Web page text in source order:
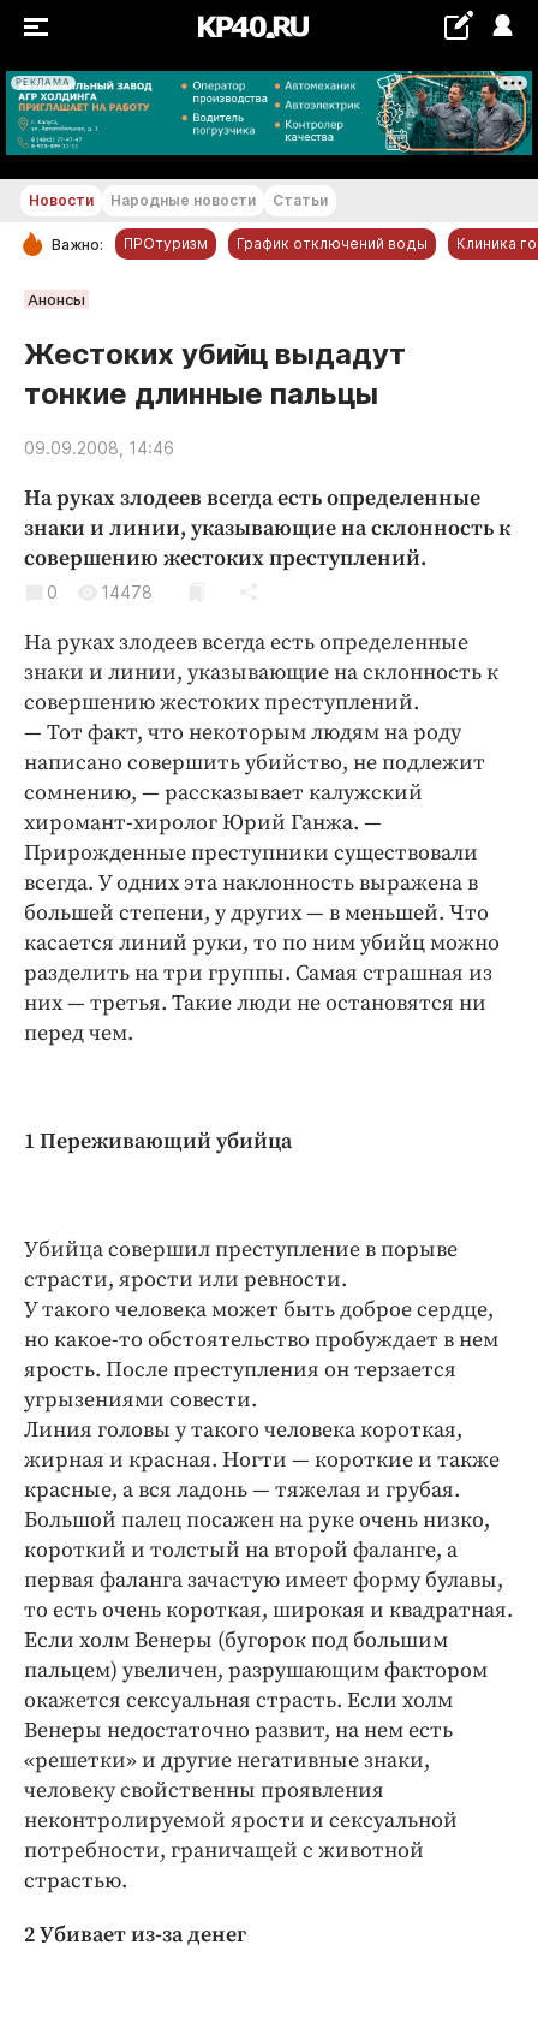
РЕКЛАМА
+23...+24 °С
РУБРИКИ
Новости компаний
Статьи
Народные новости
Благоустройство
Криминал
Культура
Образование
Общество
Погода
Праздники
Происшествия
Спорт
Экономика и бизнес
ПРОЕКТЫ
Блоги
Издания
Медиаперсона
Бренд года
Новости Народные новости Статьи
Важно: ПРОтуризм График отключений воды Клиника
Анонсы
Жестоких убийц выдадут
тонкие длинные пальцы
09.09.2008, 14:46
На руках злодеев всегда есть определенные
знаки и линии, указывающие на склонность к
совершению жестоких преступлений.
0 14478
На руках злодеев всегда есть определенные
знаки и линии, указывающие на склонность к
совершению жестоких преступлений.
— Тот факт, что некоторым людям на роду
написано совершить убийство, не подлежит
сомнению, — рассказывает калужский
хиромант-хиролог Юрий Ганжа. —
Прирожденные преступники существовали
всегда. У одних эта наклонность выражена в
большей степени, у других — в меньшей. Что
касается линий руки, то по ним убийц можно
разделить на три группы. Самая страшная из
них — третья. Такие люди не остановятся ни
перед чем.
1 Переживающий убийца
Убийца совершил преступление в порыве
страсти, ярости или ревности.
У такого человека может быть доброе сердце,
но какое-то обстоятельство пробуждает в нем
ярость. После преступления он терзается
угрызениями совести.
Линия головы у такого человека короткая,
жирная и красная. Ногти — короткие и также
красные, а вся ладонь — тяжелая и грубая.
Большой палец посажен на руке очень низко,
короткий и толстый на второй фаланге, а
первая фаланга зачастую имеет форму булавы,
то есть очень короткая, широкая и квадратная.
Если холм Венеры (бугорок под большим
пальцем) увеличен, разрушающим фактором
окажется сексуальная страсть. Если холм
Венеры недостаточно развит, на нем есть
«решетки» и другие негативные знаки,
человеку свойственны проявления
неконтролируемой ярости и сексуальной
потребности, граничащей с животной
страстью.
2 Убивает из-за денег